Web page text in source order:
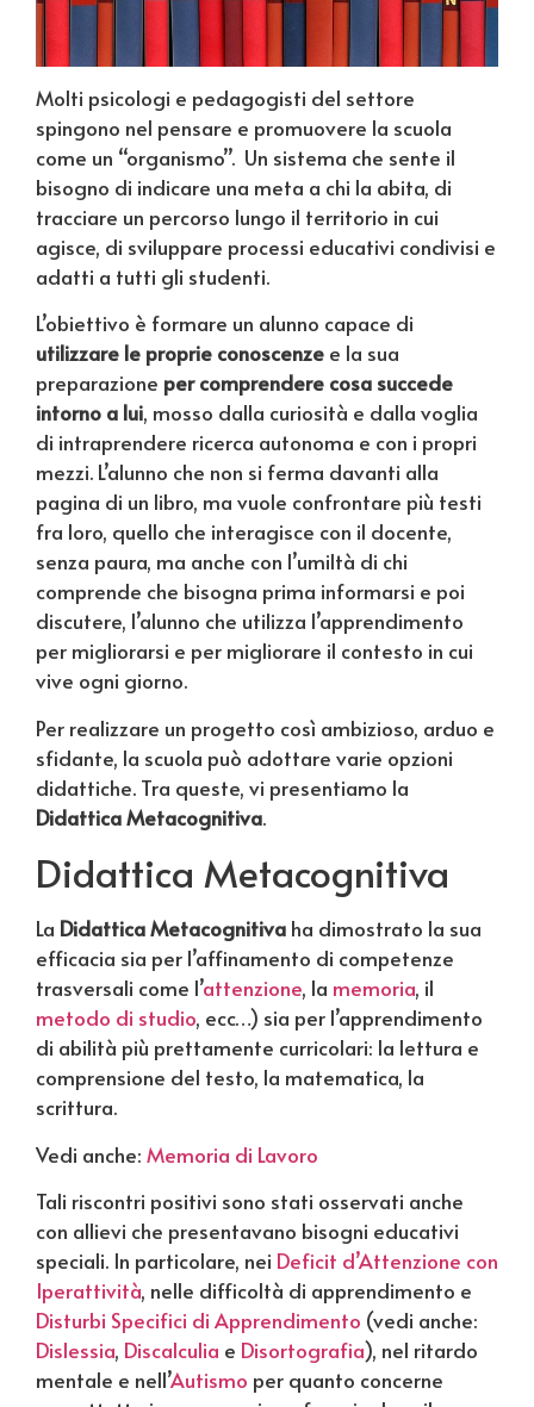
Molti psicologi e pedagogisti del settore
spingono nel pensare e promuovere la scuola
come un “organismo”. Un sistema che sente il
bisogno di indicare una meta a chi la abita, di
tracciare un percorso lungo il territorio in cui
agisce, di sviluppare processi educativi condivisi e
adatti a tutti gli studenti.
L’obiettivo è formare un alunno capace di
utilizzare le proprie conoscenze e la sua
preparazione per comprendere cosa succede
intorno a lui, mosso dalla curiosità e dalla voglia
di intraprendere ricerca autonoma e con i propri
mezzi. L’alunno che non si ferma davanti alla
pagina di un libro, ma vuole confrontare più testi
fra loro, quello che interagisce con il docente,
senza paura, ma anche con l’umiltà di chi
comprende che bisogna prima informarsi e poi
discutere, l’alunno che utilizza l’apprendimento
per migliorarsi e per migliorare il contesto in cui
vive ogni giorno.
Per realizzare un progetto così ambizioso, arduo e
sfidante, la scuola può adottare varie opzioni
didattiche. Tra queste, vi presentiamo la
Didattica Metacognitiva.
Didattica Metacognitiva
La Didattica Metacognitiva ha dimostrato la sua
efficacia sia per l’affinamento di competenze
trasversali come l’attenzione, la memoria, il
metodo di studio, ecc…) sia per l’apprendimento
di abilità più prettamente curricolari: la lettura e
comprensione del testo, la matematica, la
scrittura.
Vedi anche: Memoria di Lavoro
Tali riscontri positivi sono stati osservati anche
con allievi che presentavano bisogni educativi
speciali. In particolare, nei Deficit d’Attenzione con
Iperattività, nelle difficoltà di apprendimento e
Disturbi Specifici di Apprendimento (vedi anche:
Dislessia, Discalculia e Disortografia), nel ritardo
mentale e nell’Autismo per quanto concerne